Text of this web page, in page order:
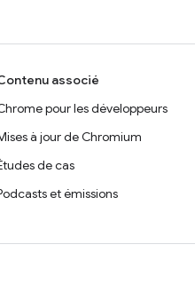
associé
pour les développeurs
à jour de Chromium
de cas
et émissions